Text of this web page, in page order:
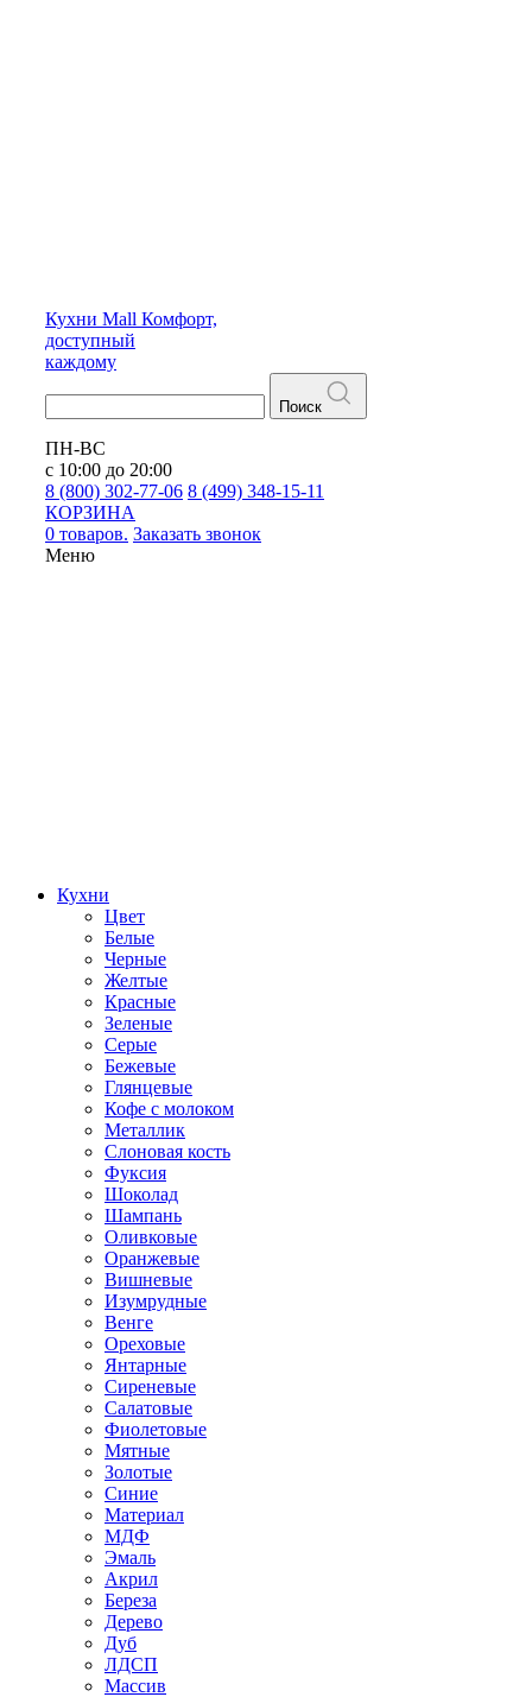
Кухни Mall Комфорт,
доступный
каждому
Поиск
ПН-ВС
с 10:00 до 20:00
8 (800) 302-77-06 8 (499) 348-15-11
КОРЗИНА
0 товаров. Заказать звонок
Меню
Кухни
Цвет
Белые
Черные
Желтые
Красные
Зеленые
Серые
Бежевые
Глянцевые
Кофе с молоком
Металлик
Слоновая кость
Фуксия
Шоколад
Шампань
Оливковые
Оранжевые
Вишневые
Изумрудные
Венге
Ореховые
Янтарные
Сиреневые
Салатовые
Фиолетовые
Мятные
Золотые
Синие
Материал
МДФ
Эмаль
Акрил
Береза
Дерево
Дуб
ЛДСП
Массив